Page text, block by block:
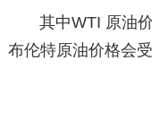
其中WTI 原油
布伦特原油价格会